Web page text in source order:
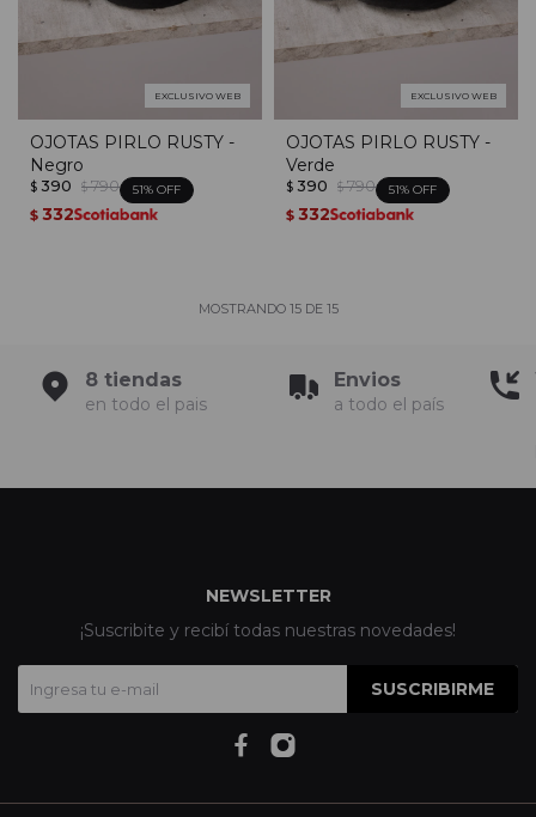
EXCLUSIVO WEB
OJOTAS PIRLO RUSTY -
Negro
$ 390 $ 790 51
$ 332
EXCLUSIVO WEB
OJOTAS PIRLO RUSTY -
Verde
$ 390 $ 790 51
$ 332
MOSTRANDO 15DE 15
8 tiendas
en todo el pais
Envios
a todo el país
NEWSLETTER
¡Suscribite y recibí todas nuestras novedades!
SUSCRIBIRME